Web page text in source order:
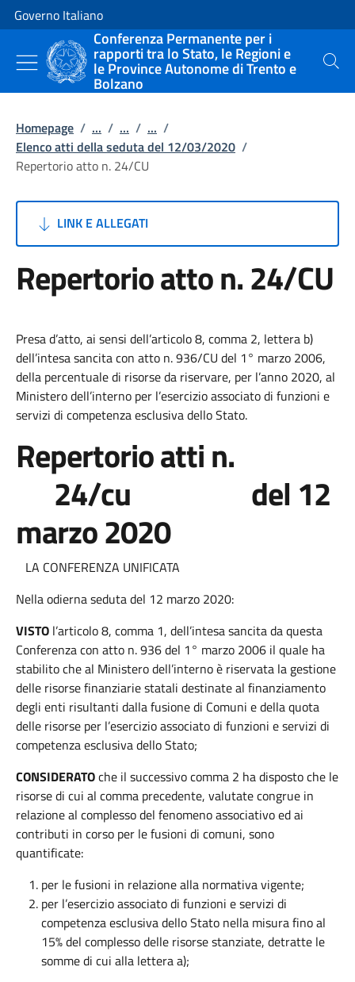
Vai al contenuto
Vai alla navigazione del sito
Governo Italiano
Conferenza Permanente per i
rapporti tra lo Stato, le Regioni e
le Province Autonome di Trento e
Bolzano
Cerca
Homepage / ... / ... / ... /
Elenco atti della seduta del 12/03/2020 /
Repertorio atto n. 24/CU
LINK E ALLEGATI
Repertorio atto n. 24/CU
Presa d’atto, ai sensi dell’articolo 8, comma 2, lettera b)
dell’intesa sancita con atto n. 936/CU del 1° marzo 2006,
della percentuale di risorse da riservare, per l’anno 2020, al
Ministero dell’interno per l’esercizio associato di funzioni e
servizi di competenza esclusiva dello Stato.
Repertorio atti n.
24/cu del 12
marzo 2020
LA CONFERENZA UNIFICATA
Nella odierna seduta del 12 marzo 2020:
VISTO l’articolo 8, comma 1, dell’intesa sancita da questa
Conferenza con atto n. 936 del 1° marzo 2006 il quale ha
stabilito che al Ministero dell’interno è riservata la gestione
delle risorse finanziarie statali destinate al finanziamento
degli enti risultanti dalla fusione di Comuni e della quota
delle risorse per l’esercizio associato di funzioni e servizi di
competenza esclusiva dello Stato;
CONSIDERATOche il successivo comma 2 ha disposto che le
risorse di cui al comma precedente, valutate congrue in
relazione al complesso del fenomeno associativo ed ai
contributi in corso per le fusioni di comuni, sono
quantificate:
per le fusioni in relazione alla normativa vigente;
per l’esercizio associato di funzioni e servizi di
competenza esclusiva dello Stato nella misura fino al
15% del complesso delle risorse stanziate, detratte le
somme di cui alla lettera a);